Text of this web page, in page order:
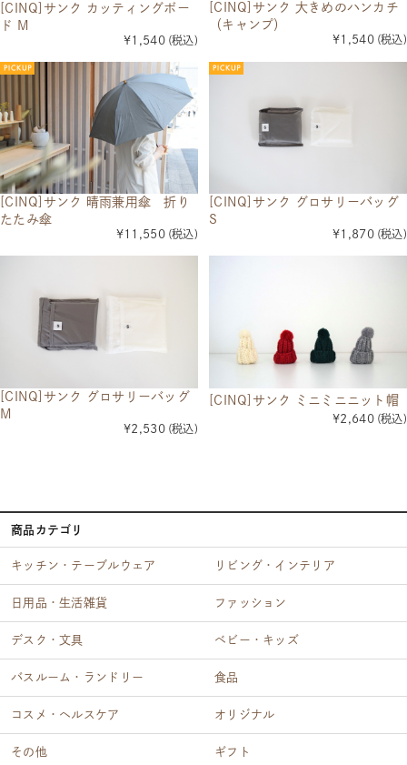
[CINQ]サンク カッティングボー
ド M
¥1,540 (税込)
[CINQ]サンク 大きめのハンカチ
（キャンプ）
¥1,540 (税込)
[CINQ]サンク 晴雨兼用傘 折り
たたみ傘
¥11,550 (税込)
[CINQ]サンク グロサリーバッグ
S
¥1,870 (税込)
[CINQ]サンク グロサリーバッグ
M
¥2,530 (税込)
[CINQ]サンク ミニミニニット帽
¥2,640 (税込)
商品カテゴリ
キッチン・テーブルウェア リビング・インテリア
日用品・生活雑貨 ファッション
デスク・文具 ベビー・キッズ
バスルーム・ランドリー 食品
コスメ・ヘルスケア オリジナル
その他 ギフト